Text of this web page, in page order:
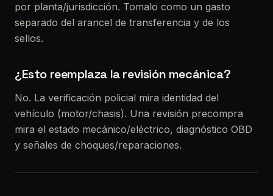
por planta/jurisdicción. Tomalo como un gasto
separado del arancel de transferencia y de los
sellos.
¿Esto reemplaza la revisión mecánica?
No. La verificación policial mira identidad del
vehículo (motor/chasis). Una revisión precompra
mira el estado mecánico/eléctrico, diagnóstico OBD
y señales de choques/reparaciones.